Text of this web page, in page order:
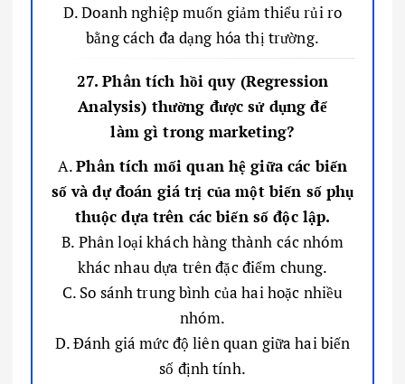
D. Doanh nghiệp muốn giảm thiểu rủi ro
bằng cách đa dạng hóa thị trường.
27. Phân tích hồi quy (Regression
Analysis) thường được sử dụng để
làm gì trong marketing?
A.Phân tích mối quan hệ giữa các biến
số và dự đoán giá trị của một biến số phụ
thuộc dựa trên các biến số độc lập.
B. Phân loại khách hàng thành các nhóm
khác nhau dựa trên đặc điểm chung.
C. So sánh trung bình của hai hoặc nhiều
nhóm.
D. Đánh giá mức độ liên quan giữa hai biến
số định tính.